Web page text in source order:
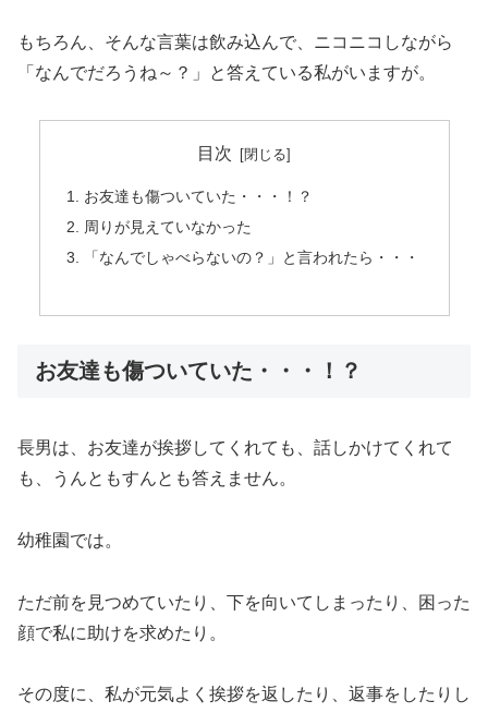
もちろん、そんな言葉は飲み込んで、ニコニコしながら
「なんでだろうね～？」と答えている私がいますが。
目次
お友達も傷ついていた・・・！？
周りが見えていなかった
「なんでしゃべらないの？」と言われたら・・・
お友達も傷ついていた・・・！？
長男は、お友達が挨拶してくれても、話しかけてくれて
も、うんともすんとも答えません。
幼稚園では。
ただ前を見つめていたり、下を向いてしまったり、困った
顔で私に助けを求めたり。
その度に、私が元気よく挨拶を返したり、返事をしたりし